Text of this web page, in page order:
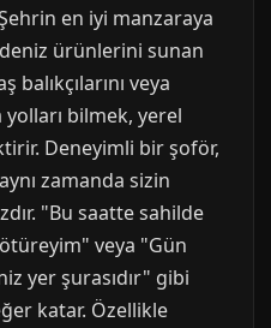
en iyi manzaraya
ürünlerini sunan
balıkçılarını veya
bilmek, yerel
Deneyimli bir şoför,
zamanda sizin
"Bu saatte sahilde
veya "Gün
yer şurasıdır" gibi
katar. Özellikle